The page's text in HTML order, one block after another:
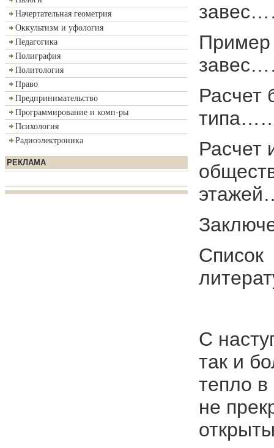
Начертательная геометрия
Оккультизм и уфология
Педагогика
Полиграфия
Политология
Право
Предпринимательство
Программирование и комп-ры
Психология
Радиоэлектроника
РЕКЛАМА
Пример
Расчет
Расчет
Список
С
так и
тепло в
не